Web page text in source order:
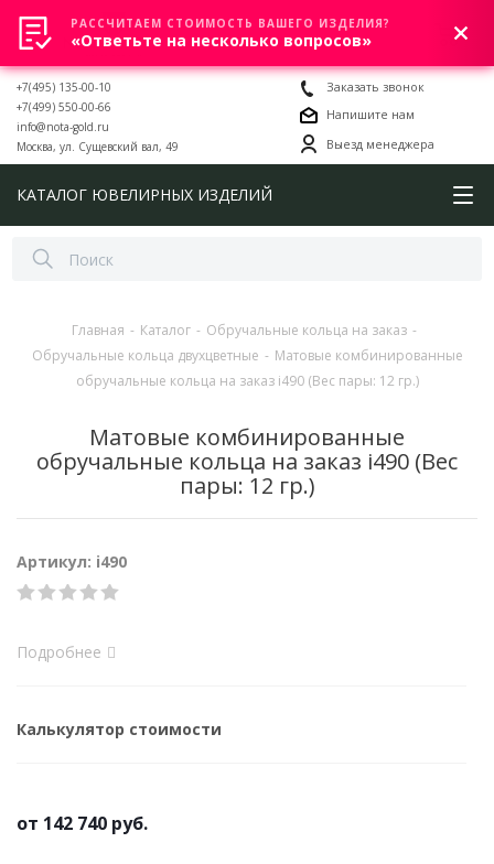
0
+7(495) 135-00-10
+7(499) 550-00-66
info@nota-gold.ru
Москва, ул. Сущевский вал, 49
Заказать звонок
Напишите нам
Выезд менеджера
КАТАЛОГ ЮВЕЛИРНЫХ ИЗДЕЛИЙ
Главная - Каталог - Обручальные кольца на заказ -
Обручальные кольца двухцветные - Матовые комбинированные
обручальные кольца на заказ i490 (Вес пары: 12 гр.)
Матовые комбинированные
обручальные кольца на заказ i490 (Вес
пары: 12 гр.)
Артикул: i490
Подробнее
Калькулятор стоимости
от 142 740 руб.
РАССЧИТАЕМ СТОИМОСТЬ ВАШЕГО ИЗДЕЛИЯ?
«Ответьте на несколько вопросов»